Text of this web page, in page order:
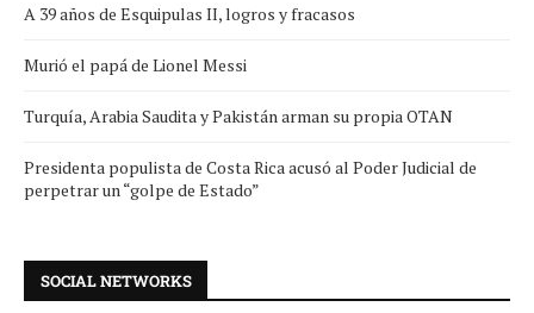
A 39 años de Esquipulas II, logros y fracasos
Murió el papá de Lionel Messi
Turquía, Arabia Saudita y Pakistán arman su propia OTAN
Presidenta populista de Costa Rica acusó al Poder Judicial de
perpetrar un “golpe de Estado”
SOCIAL NETWORKS